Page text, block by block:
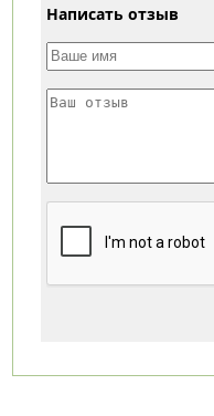
Написать отзыв